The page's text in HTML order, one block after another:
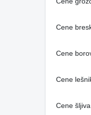
Cene
Cene
Cene
Cene